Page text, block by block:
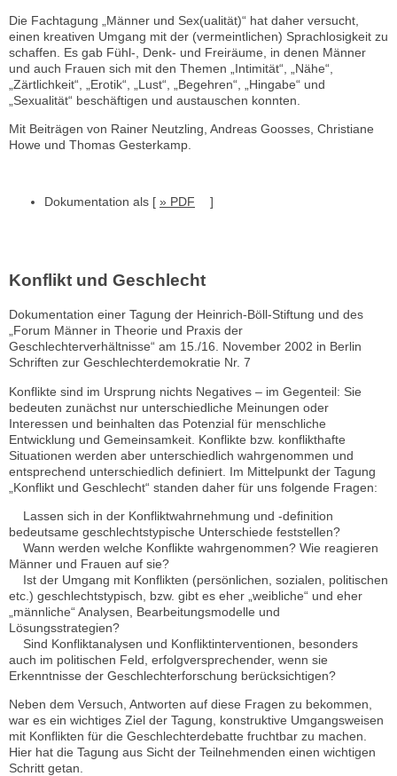
Die Fachtagung „Männer und Sex(ualität)“ hat daher versucht,
einen kreativen Umgang mit der (vermeintlichen) Sprachlosigkeit zu
schaffen. Es gab Fühl-, Denk- und Freiräume, in denen Männer
und auch Frauen sich mit den Themen „Intimität“, „Nähe“,
„Zärtlichkeit“, „Erotik“, „Lust“, „Begehren“, „Hingabe“ und
„Sexualität“ beschäftigen und austauschen konnten.
Mit Beiträgen von Rainer Neutzling, Andreas Goosses, Christiane
Howe und Thomas Gesterkamp.
Dokumentation als [ » PDF ]
Konflikt und Geschlecht
Dokumentation einer Tagung der Heinrich-Böll-Stiftung und des
„Forum Männer in Theorie und Praxis der
Geschlechterverhältnisse“ am 15./16. November 2002 in Berlin
Schriften zur Geschlechterdemokratie Nr. 7
Konflikte sind im Ursprung nichts Negatives – im Gegenteil: Sie
bedeuten zunächst nur unterschiedliche Meinungen oder
Interessen und beinhalten das Potenzial für menschliche
Entwicklung und Gemeinsamkeit. Konflikte bzw. konflikthafte
Situationen werden aber unterschiedlich wahrgenommen und
entsprechend unterschiedlich definiert. Im Mittelpunkt der Tagung
„Konflikt und Geschlecht“ standen daher für uns folgende Fragen:
Lassen sich in der Konfliktwahrnehmung und -definition
bedeutsame geschlechtstypische Unterschiede feststellen?
Wann werden welche Konflikte wahrgenommen? Wie reagieren
Männer und Frauen auf sie?
Ist der Umgang mit Konflikten (persönlichen, sozialen, politischen
etc.) geschlechtstypisch, bzw. gibt es eher „weibliche“ und eher
„männliche“ Analysen, Bearbeitungsmodelle und
Lösungsstrategien?
Sind Konfliktanalysen und Konfliktinterventionen, besonders
auch im politischen Feld, erfolgversprechender, wenn sie
Erkenntnisse der Geschlechterforschung berücksichtigen?
Neben dem Versuch, Antworten auf diese Fragen zu bekommen,
war es ein wichtiges Ziel der Tagung, konstruktive Umgangsweisen
mit Konflikten für die Geschlechterdebatte fruchtbar zu machen.
Hier hat die Tagung aus Sicht der Teilnehmenden einen wichtigen
Schritt getan.